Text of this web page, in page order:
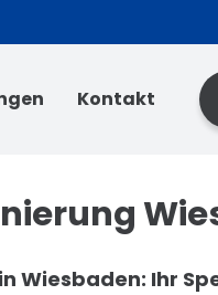
Kontakt
Wiesbaden: Ihr